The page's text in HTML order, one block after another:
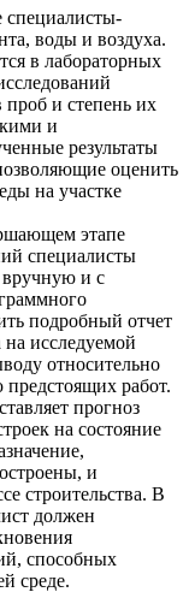
специалисты-
воды и воздуха.
в лабораторных
проб и степень их
и
результаты
оценить
на участке
этапе
специалисты
и с
подробный отчет
исследуемой
относительно
работ.
прогноз
на состояние
и
строительства. В
должен
способных
среде.